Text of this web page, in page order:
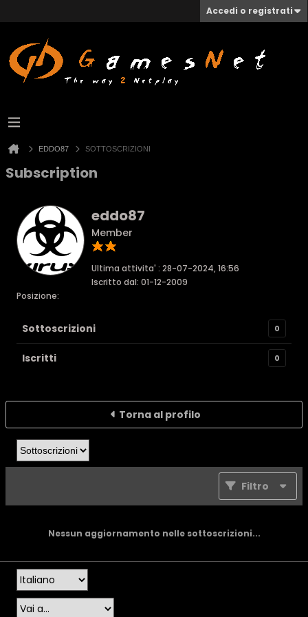
Accedi o registrati
EDDO87 SOTTOSCRIZIONI
Subscription
eddo87
Member
Ultima attivita' : 28-07-2024, 16:56
Iscritto dal: 01-12-2009
Posizione:
Sottoscrizioni 0
Iscritti 0
Torna al profilo
Filtro
Nessun aggiornamento nelle sottoscrizioni...